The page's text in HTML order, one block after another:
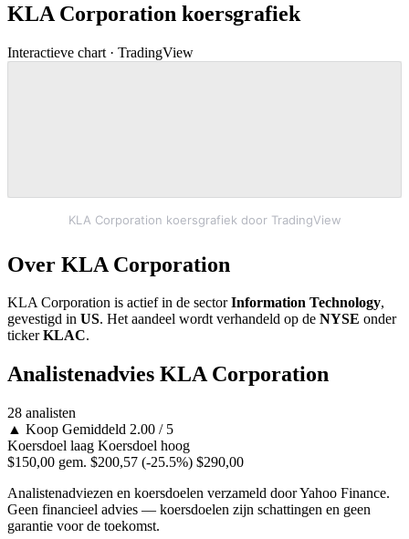
KLA Corporation koersgrafiek
Interactieve chart · TradingView
KLA Corporation koersgrafiek door TradingView
Over KLA Corporation
KLA Corporation is actief in de sectorInformation Technology,
gevestigd in US. Het aandeel wordt verhandeld op de NYSE onder
tickerKLAC.
Analistenadvies KLA Corporation
28 analisten
▲ Koop Gemiddeld 2.00 / 5
Koersdoel laag Koersdoel hoog
$150,00 gem. $200,57 (-25.5%) $290,00
Analistenadviezen en koersdoelen verzameld door Yahoo Finance.
Geen financieel advies — koersdoelen zijn schattingen en geen
garantie voor de toekomst.